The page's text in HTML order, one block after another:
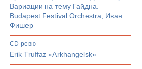
Вариации на тему Гайдна.
Budapest Festival Orchestra, Иван
Фишер
CD-ревю
Erik Truffaz «Arkhangelsk»